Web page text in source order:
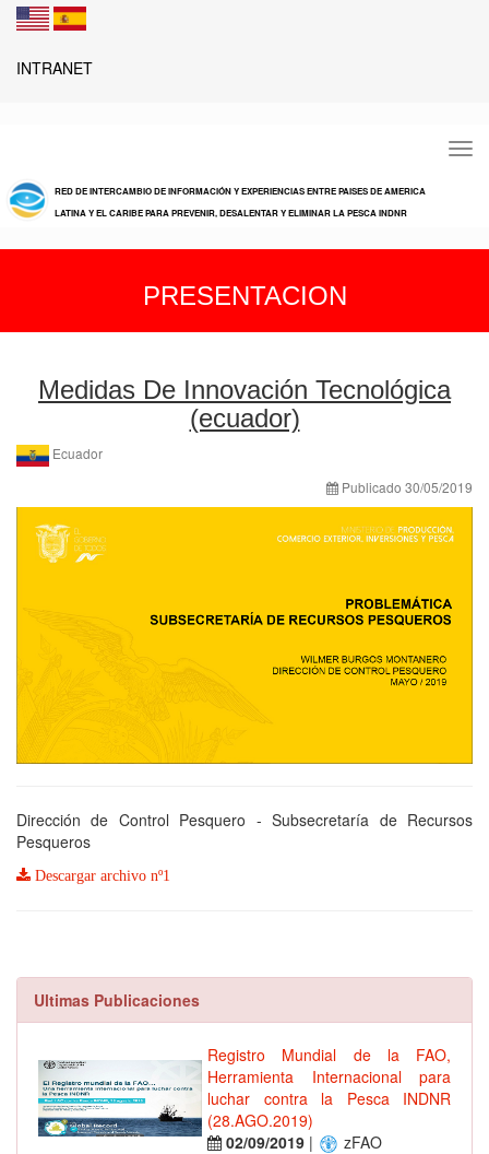
INTRANET
RED DE INTERCAMBIO DE INFORMACIÓN Y EXPERIENCIAS ENTRE PAISES DE AMERICA
LATINA Y EL CARIBE PARA PREVENIR, DESALENTAR Y ELIMINAR LA PESCA INDNR
PRESENTACION
Medidas De Innovación Tecnológica
(ecuador)
Ecuador
Publicado 30/05/2019
Dirección de Control Pesquero - Subsecretaría de Recursos
Pesqueros
Descargar archivo nº1
Ultimas Publicaciones
Registro Mundial de la FAO,
Herramienta Internacional para
luchar contra la Pesca INDNR
(28.AGO.2019)
02/09/2019 |
zFAO